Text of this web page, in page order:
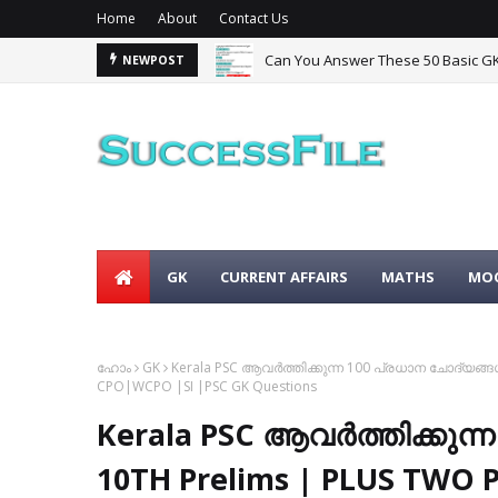
Home About Contact Us
NEWPOST Can You Answer These 50 Basic
GK CURRENT AFFAIRS MATHS
ഹോം GK
Kerala PSC ആവർത്തിക്കുന്ന 100 പ്രധാന ചോദ്യങ്ങൾ |
CPO|WCPO |SI |PSC GK Questions
Kerala PSC
10TH Prelims | PLUS